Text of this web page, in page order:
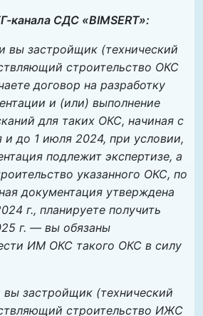
канала СДС «BIMSERT»:
вы застройщик (технический
строительство ОКС
договор на разработку
и (или) выполнение
для таких ОКС, начиная с
и до 1 июля 2024, при условии,
подлежит экспертизе, а
указанного ОКС, по
документация утверждена
г., планируете получить
г. — вы обязаны
ИМ ОКС такого ОКС в силу
вы застройщик (технический
строительство ИЖС